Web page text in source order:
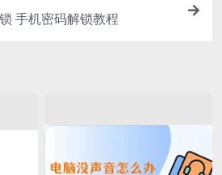
手机密码解锁教程